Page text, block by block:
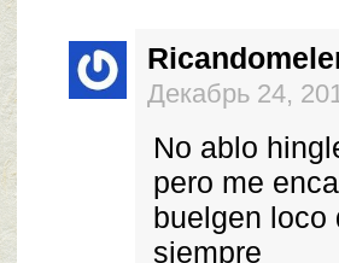
Декабрь 24,
No ablo
pero me
buelgen loco
siempre